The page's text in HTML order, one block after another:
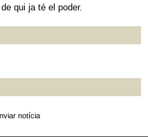
qui ja té el poder.
notícia